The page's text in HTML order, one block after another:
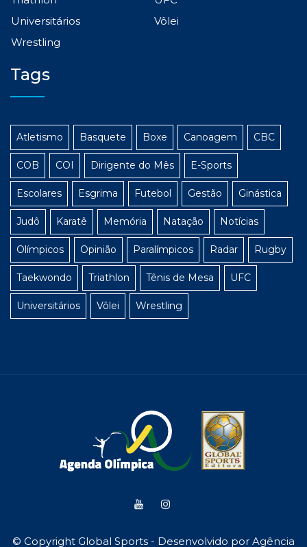
Universitários
Vôlei
Wrestling
Tags
Atletismo Basquete Boxe Canoagem CBC
COB COI Dirigente do Mês E-Sports
Escolares Esgrima Futebol Gestão Ginástica
Judô Karatê Memória Natação Notícias
Olímpicos Opinião Paralímpicos Radar Rugby
Taekwondo Triathlon Tênis de Mesa UFC
Universitários Vôlei Wrestling
© Copyright Global Sports - Desenvolvido por Agência